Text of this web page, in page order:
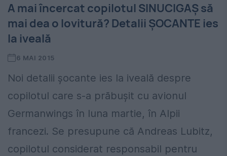
A mai încercat copilotul SINUCIGAȘ să
mai dea o lovitură? Detalii ȘOCANTE ies
la iveală
6 MAI 2015
Noi detalii șocante ies la iveală despre
copilotul care s-a prăbușit cu avionul
Germanwings în luna martie, în Alpii
francezi. Se presupune că Andreas Lubitz,
copilotul considerat responsabil pentru